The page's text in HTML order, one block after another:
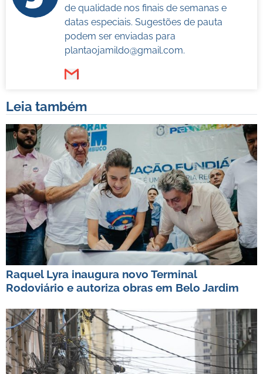
de qualidade nos finais de semanas e
datas especiais. Sugestões de pauta
podem ser enviadas para
plantaojamildo@gmail.com.
Leia também
Raquel Lyra inaugura novo Terminal
Rodoviário e autoriza obras em Belo Jardim